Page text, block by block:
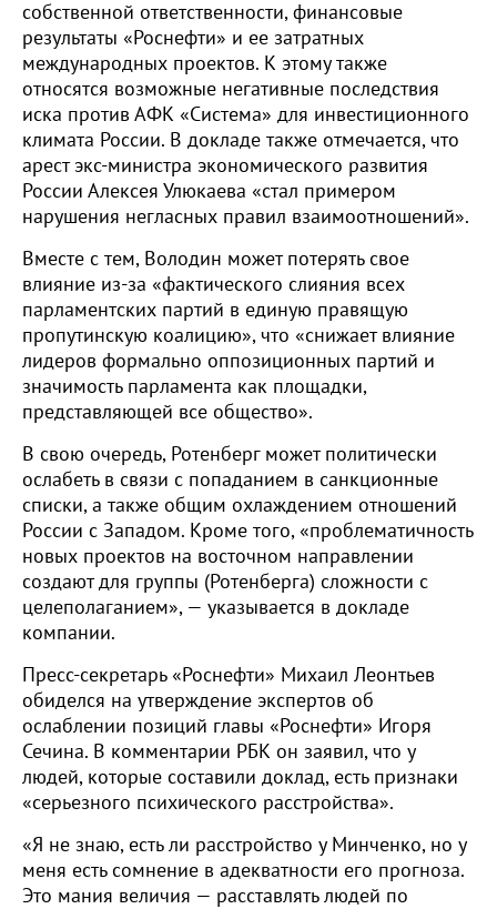
собственной ответственности, финансовые
результаты «Роснефти» и ее затратных
международных проектов. К этому также
относятся возможные негативные последствия
иска против АФК «Система» для инвестиционного
климата России. В докладе также отмечается, что
арест экс-министра экономического развития
России Алексея Улюкаева «стал примером
нарушения негласных правил взаимоотношений».
Вместе с тем, Володин может потерять свое
влияние из-за «фактического слияния всех
парламентских партий в единую правящую
пропутинскую коалицию», что «снижает влияние
лидеров формально оппозиционных партий и
значимость парламента как площадки,
представляющей все общество».
В свою очередь, Ротенберг может политически
ослабеть в связи с попаданием в санкционные
списки, а также общим охлаждением отношений
России с Западом. Кроме того, «проблематичность
новых проектов на восточном направлении
создают для группы (Ротенберга) сложности с
целеполаганием», — указывается в докладе
компании.
Пресс-секретарь «Роснефти» Михаил Леонтьев
обиделся на утверждение экспертов об
ослаблении позиций главы «Роснефти» Игоря
Сечина. В комментарии РБК он заявил, что у
людей, которые составили доклад, есть признаки
«серьезного психического расстройства».
«Я не знаю, есть ли расстройство у Минченко, но у
меня есть сомнение в адекватности его прогноза.
Это мания величия — расставлять людей по